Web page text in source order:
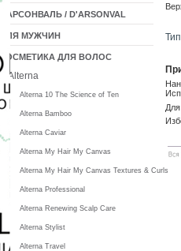
ДАРСОНВАЛЬ / D'ARSONVAL
ДЛЯ МУЖЧИН
КОСМЕТИКА ДЛЯ ВОЛОС
Alterna
Alterna 10 The Science of Ten
Alterna Bamboo
Alterna Caviar
Alterna My Hair My Canvas
Alterna My Hair My Canvas Textures & Curls
Alterna Professional
Alterna Renewing Scalp Care
Alterna Stylist
Alterna Travel